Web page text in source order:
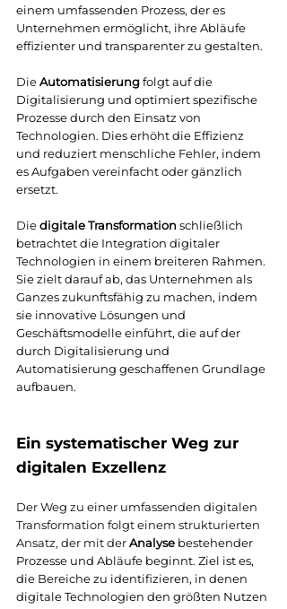
einem umfassenden Prozess, der es
Unternehmen ermöglicht, ihre Abläufe
effizienter und transparenter zu gestalten.
Die Automatisierung folgt auf die
Digitalisierung und optimiert spezifische
Prozesse durch den Einsatz von
Technologien. Dies erhöht die Effizienz
und reduziert menschliche Fehler, indem
es Aufgaben vereinfacht oder gänzlich
ersetzt.
Die digitale Transformation schließlich
betrachtet die Integration digitaler
Technologien in einem breiteren Rahmen.
Sie zielt darauf ab, das Unternehmen als
Ganzes zukunftsfähig zu machen, indem
sie innovative Lösungen und
Geschäftsmodelle einführt, die auf der
durch Digitalisierung und
Automatisierung geschaffenen Grundlage
aufbauen.
Ein systematischer Weg zur
digitalen Exzellenz
Der Weg zu einer umfassenden digitalen
Transformation folgt einem strukturierten
Ansatz, der mit der Analyse bestehender
Prozesse und Abläufe beginnt. Ziel ist es,
die Bereiche zu identifizieren, in denen
digitale Technologien den größten Nutzen